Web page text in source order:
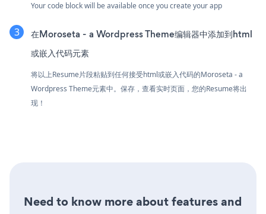
Your code block will be available once you create your app
在Moroseta - a Wordpress Theme编辑器中添加到html
或嵌入代码元素
将以上Resume片段粘贴到任何接受html或嵌入代码的Moroseta - a
Wordpress Theme元素中。保存，查看实时页面，您的Resume将出
现！
Need to know more about features and